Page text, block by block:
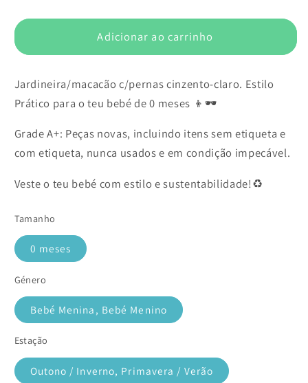
Adicionar ao carrinho
Jardineira/macacão c/pernas cinzento-claro. Estilo
Prático para o teu bebé de 0 meses 👦🕶️
Grade A+: Peças novas, incluindo itens sem etiqueta e
com etiqueta, nunca usados e em condição impecável.
Veste o teu bebé com estilo e sustentabilidade!♻️
Tamanho
0 meses
Género
Bebé Menina, Bebé Menino
Estação
Outono / Inverno, Primavera / Verão